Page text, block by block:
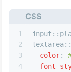
CSS
1
2
3
4
input
textarea
color:
font-